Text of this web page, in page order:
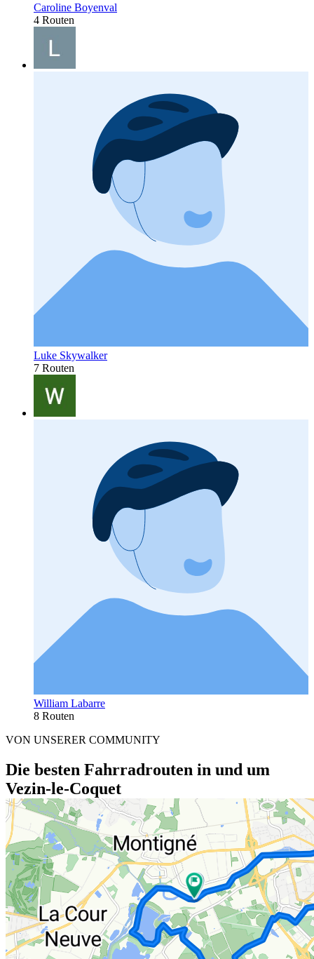
Caroline Boyenval
4 Routen
Luke Skywalker
7 Routen
William Labarre
8 Routen
VON UNSERER COMMUNITY
Die besten Fahrradrouten in und um
Vezin-le-Coquet